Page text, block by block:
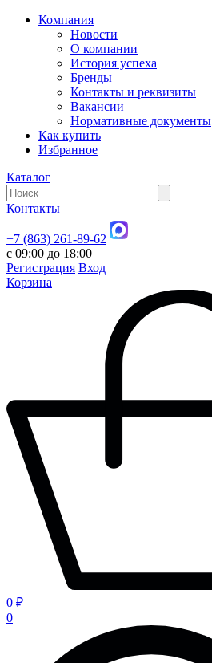
Компания
Новости
О компании
История успеха
Бренды
Контакты и реквизиты
Вакансии
Нормативные документы
Как купить
Избранное
Каталог
Контакты
+7 (863) 261-89-62
с 09:00 до 18:00
Регистрация Вход
Корзина
0 ₽
0